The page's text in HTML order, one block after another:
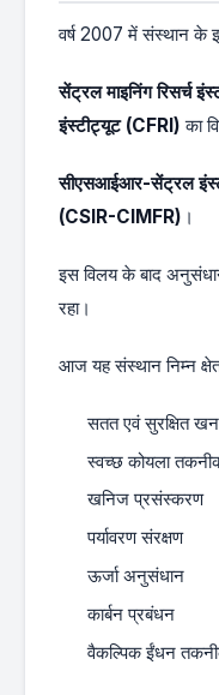
वर्ष 2007 में संस्थान के
सेंट्रल माइनिंग रिसर्च
इंस्टीट्यूट (CFRI) का
सीएसआईआर-सेंट्रल
(CSIR-CIMFR) ।
इस विलय के बाद
रहा।
आज यह संस्थान निम्न
सतत एवं सुरक्षित
स्वच्छ कोयला
खनिज प्रसंस्करण
पर्यावरण संरक्षण
ऊर्जा अनुसंधान
कार्बन प्रबंधन
वैकल्पिक ईंधन